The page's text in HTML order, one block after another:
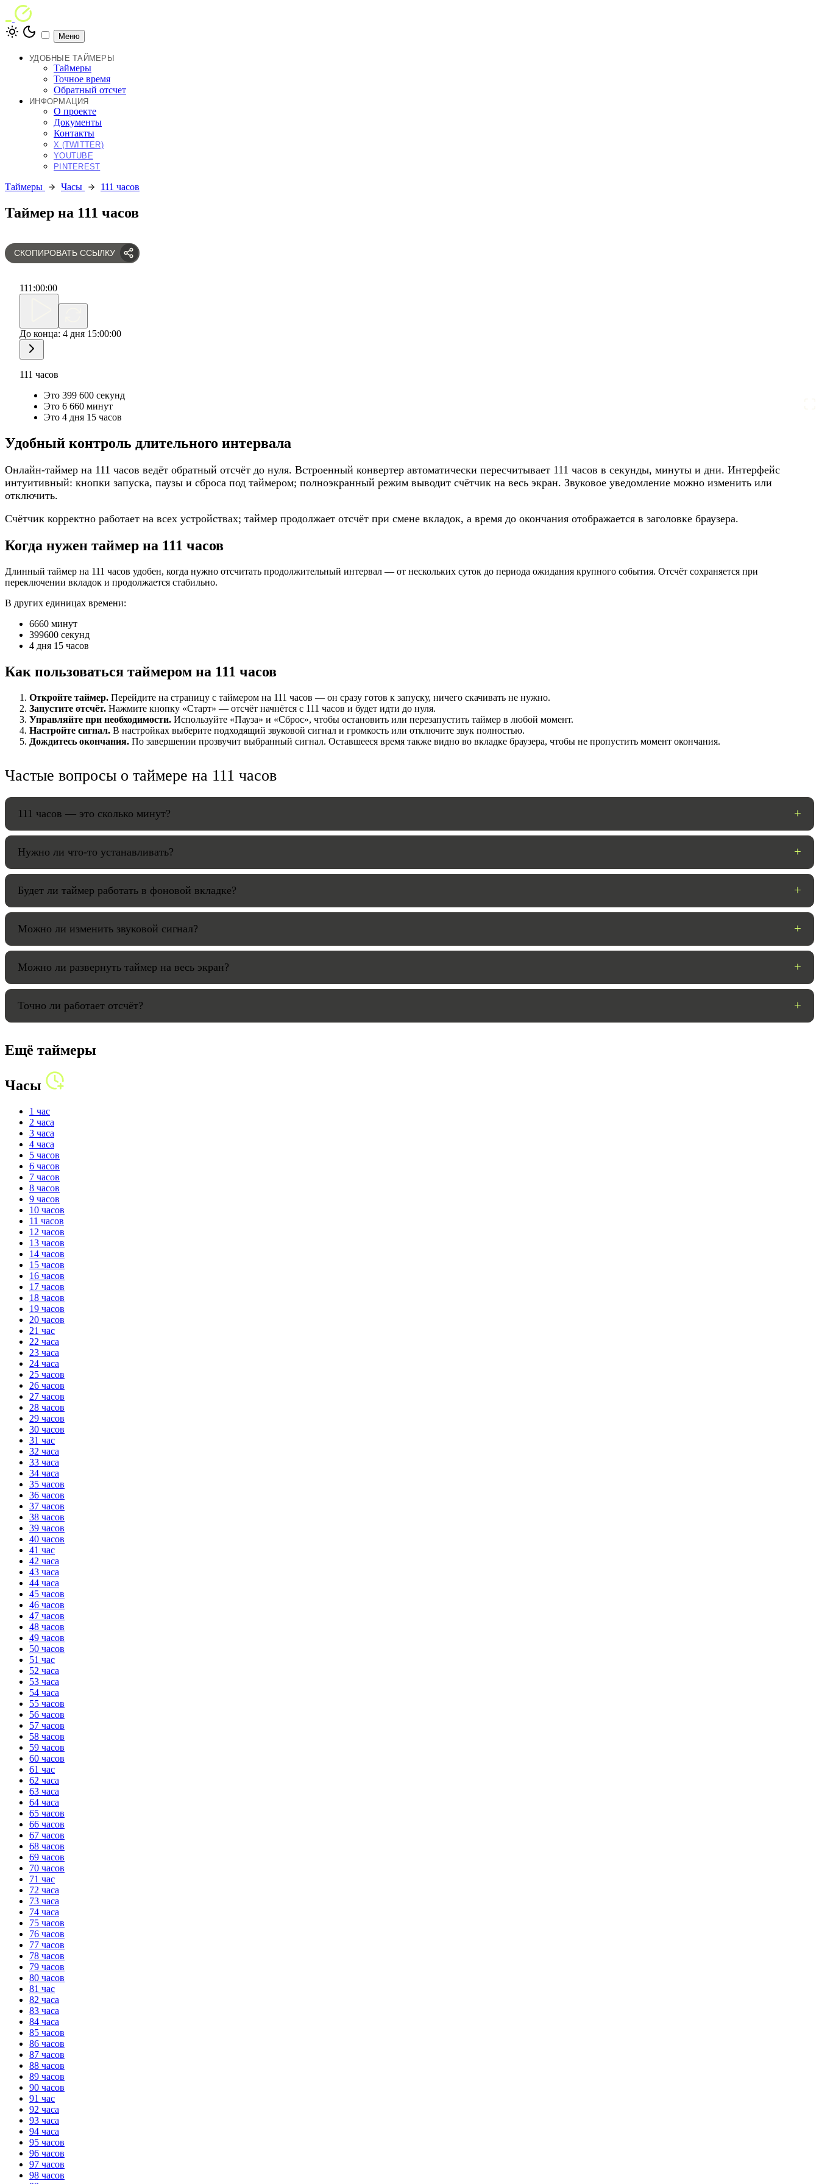
Меню
УДОБНЫЕ ТАЙМЕРЫ
Таймеры
Точное время
Обратный отсчет
ИНФОРМАЦИЯ
О проекте
Документы
Контакты
X (TWITTER)
YOUTUBE
PINTEREST
Таймеры Часы 111 часов
Таймер на 111 часов
СКОПИРОВАТЬ ССЫЛКУ
111 :00:00
До конца: 4 дня 15:00:00
111 часов
Это 399 600 секунд
Это 6 660 минут
Это 4 дня 15 часов
НАСТРОЙКИ
HANDY TIMERS
Удобный контроль длительного интервала
Онлайн-таймер на 111 часов ведёт обратный отсчёт до нуля. Встроенный конвертер автоматически пересчитывает 111 часов в секунды, минуты и дни. Интерфейс
интуитивный: кнопки запуска, паузы и сброса под таймером; полноэкранный режим выводит счётчик на весь экран. Звуковое уведомление можно изменить или
отключить.
Счётчик корректно работает на всех устройствах; таймер продолжает отсчёт при смене вкладок, а время до окончания отображается в заголовке браузера.
Когда нужен таймер на 111 часов
Длинный таймер на 111 часов удобен, когда нужно отсчитать продолжительный интервал — от нескольких суток до периода ожидания крупного события. Отсчёт сохраняется при
переключении вкладок и продолжается стабильно.
В других единицах времени:
6660 минут
399600 секунд
4 дня 15 часов
Как пользоваться таймером на 111 часов
Откройте таймер. Перейдите на страницу с таймером на 111 часов — он сразу готов к запуску, ничего скачивать не нужно.
Запустите отсчёт. Нажмите кнопку «Старт» — отсчёт начнётся с 111 часов и будет идти до нуля.
Управляйте при необходимости. Используйте «Пауза» и «Сброс», чтобы остановить или перезапустить таймер в любой момент.
Настройте сигнал. В настройках выберите подходящий звуковой сигнал и громкость или отключите звук полностью.
Дождитесь окончания. По завершении прозвучит выбранный сигнал. Оставшееся время также видно во вкладке браузера, чтобы не пропустить момент окончания.
Частые вопросы о таймере на 111 часов
111 часов — это сколько минут?
Нужно ли что-то устанавливать?
Будет ли таймер работать в фоновой вкладке?
Можно ли изменить звуковой сигнал?
Можно ли развернуть таймер на весь экран?
Точно ли работает отсчёт?
Ещё таймеры
Часы
1 час
2 часа
3 часа
4 часа
5 часов
6 часов
7 часов
8 часов
9 часов
10 часов
11 часов
12 часов
13 часов
14 часов
15 часов
16 часов
17 часов
18 часов
19 часов
20 часов
21 час
22 часа
23 часа
24 часа
25 часов
26 часов
27 часов
28 часов
29 часов
30 часов
31 час
32 часа
33 часа
34 часа
35 часов
36 часов
37 часов
38 часов
39 часов
40 часов
41 час
42 часа
43 часа
44 часа
45 часов
46 часов
47 часов
48 часов
49 часов
50 часов
51 час
52 часа
53 часа
54 часа
55 часов
56 часов
57 часов
58 часов
59 часов
60 часов
61 час
62 часа
63 часа
64 часа
65 часов
66 часов
67 часов
68 часов
69 часов
70 часов
71 час
72 часа
73 часа
74 часа
75 часов
76 часов
77 часов
78 часов
79 часов
80 часов
81 час
82 часа
83 часа
84 часа
85 часов
86 часов
87 часов
88 часов
89 часов
90 часов
91 час
92 часа
93 часа
94 часа
95 часов
96 часов
97 часов
98 часов